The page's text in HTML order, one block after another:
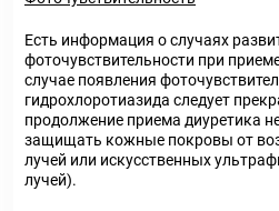
Есть информация о случаях
фоточувствительности при
случае появления
гидрохлоротиазида следует
продолжение приема диуретика
защищать кожные покровы от
лучей или искусственных
лучей).